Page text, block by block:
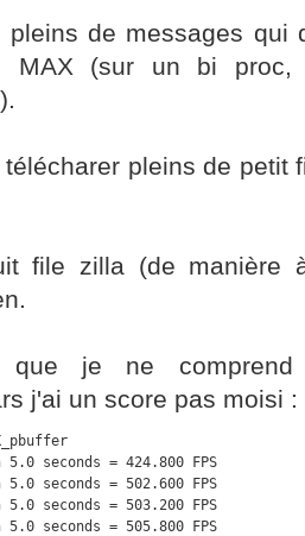
pleins de messages qui
MAX (sur un bi
télécharer pleins de petit
file zilla (de manière
je ne comprend
j'ai un score pas moisi :
seconds = 424.800 FPS
seconds = 502.600 FPS
seconds = 503.200 FPS
seconds = 505.800 FPS